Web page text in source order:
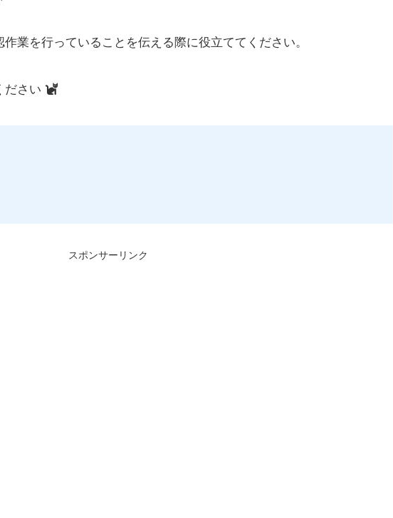
業を行っていることを伝える際に役立ててください。
ださい
スポンサーリンク